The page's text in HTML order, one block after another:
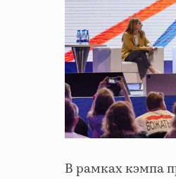
В рамках кэмпа